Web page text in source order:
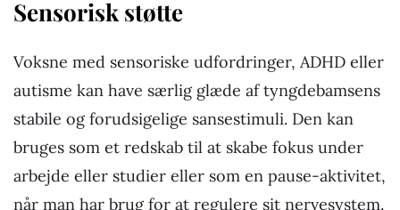
Sensorisk støtte
Voksne med sensoriske udfordringer, ADHD eller
autisme kan have særlig glæde af tyngdebamsens
stabile og forudsigelige sansestimuli. Den kan
bruges som et redskab til at skabe fokus under
arbejde eller studier eller som en pause-aktivitet,
når man har brug for at regulere sit nervesystem.